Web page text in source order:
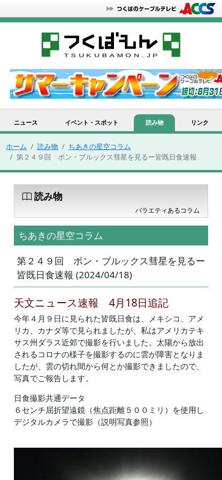
ニュース イベント・スポット 読み物 リンク
ホーム 読み物
ちあきの星空コラム
第２４９回 ポン・ブルックス彗星を見るー皆既日食速報
読み物
バラエティあるコラム
ちあきの星空コラム
第２４９回 ポン・ブルックス彗星を見るー
皆既日食速報 (2024/04/18)
天文ニュース速報 4月18日追記
今年４月９日に見られた皆既日食は、メキシコ、アメ
リカ、カナダ等で見られましたが、私はアメリカテキ
サス州ダラス近郊で撮影を行いました。太陽から放出
されるコロナの様子を撮影するのに雲が障害となりま
したが、雲の切れ間から何とか撮影できましたので、
写真でご報告します。
日食撮影共通データ
６センチ屈折望遠鏡（焦点距離５００ミリ）を使用し
デジタルカメラで撮影（説明写真参照）